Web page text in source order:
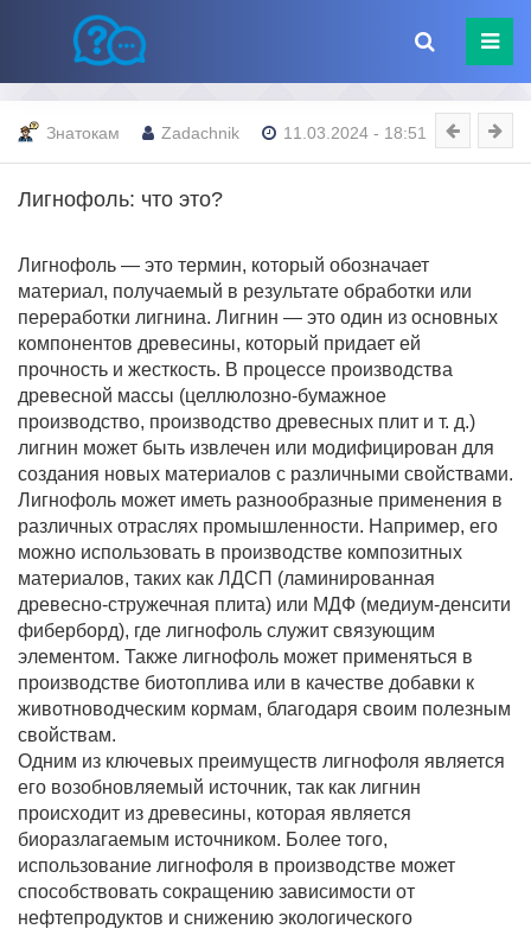
Знатокам Zadachnik 11.03.2024 - 18:51
Лигнофоль: что это?
Лигнофоль — это термин, который обозначает
материал, получаемый в результате обработки или
переработки лигнина. Лигнин — это один из основных
компонентов древесины, который придает ей
прочность и жесткость. В процессе производства
древесной массы (целлюлозно-бумажное
производство, производство древесных плит и т. д.)
лигнин может быть извлечен или модифицирован для
создания новых материалов с различными свойствами.
Лигнофоль может иметь разнообразные применения в
различных отраслях промышленности. Например, его
можно использовать в производстве композитных
материалов, таких как ЛДСП (ламинированная
древесно-стружечная плита) или МДФ (медиум-денсити
фиберборд), где лигнофоль служит связующим
элементом. Также лигнофоль может применяться в
производстве биотоплива или в качестве добавки к
животноводческим кормам, благодаря своим полезным
свойствам.
Одним из ключевых преимуществ лигнофоля является
его возобновляемый источник, так как лигнин
происходит из древесины, которая является
биоразлагаемым источником. Более того,
использование лигнофоля в производстве может
способствовать сокращению зависимости от
нефтепродуктов и снижению экологического